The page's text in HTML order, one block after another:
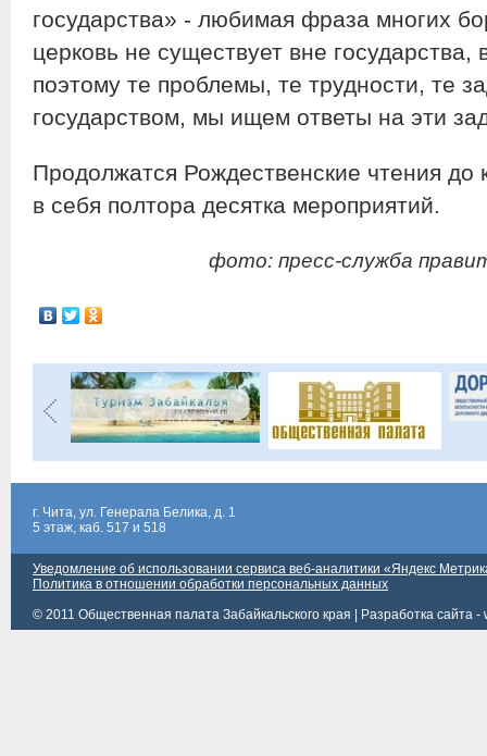
государства» - любимая фраза многих
церковь не существует вне
поэтому те проблемы, те трудности, те
государством, мы ищем ответы на эти
Продолжатся Рождественские чтения до
в себя полтора десятка мероприятий.
фото: пресс-служба
г. Чита, ул. Генерала Белика, д. 1
5 этаж, каб. 517 и 518
Уведомление об использовании сервиса веб-аналитики «Яндекс
Политика в отношении обработки персональных данных
© 2011 Общественная палата Забайкальского края |
Разработка сайта -